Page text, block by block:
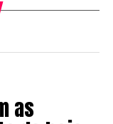
600 e 700
da soja, o
o feijão
as